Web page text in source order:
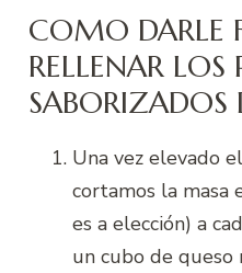
COMO DARLE
RELLENAR LOS
SABORIZADOS
Una vez elevado
cortamos la masa
es a elección) a
un cubo de